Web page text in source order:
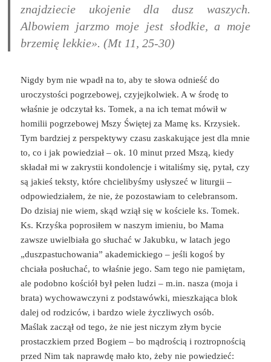
znajdziecie ukojenie dla dusz waszych.
Albowiem jarzmo moje jest słodkie, a moje
brzemię lekkie». (Mt 11, 25-30)
Nigdy bym nie wpadł na to, aby te słowa odnieść do
uroczystości pogrzebowej, czyjejkolwiek. A w środę to
właśnie je odczytał ks. Tomek, a na ich temat mówił w
homilii pogrzebowej Mszy Świętej za Mamę ks. Krzysiek.
Tym bardziej z perspektywy czasu zaskakujące jest dla mnie
to, co i jak powiedział – ok. 10 minut przed Mszą, kiedy
składał mi w zakrystii kondolencje i witaliśmy się, pytał, czy
są jakieś teksty, które chcielibyśmy usłyszeć w liturgii –
odpowiedziałem, że nie, że pozostawiam to celebransom.
Do dzisiaj nie wiem, skąd wziął się w kościele ks. Tomek.
Ks. Krzyśka poprosiłem w naszym imieniu, bo Mama
zawsze uwielbiała go słuchać w Jakubku, w latach jego
„duszpastuchowania” akademickiego – jeśli kogoś by
chciała posłuchać, to właśnie jego. Sam tego nie pamiętam,
ale podobno kościół był pełen ludzi – m.in. nasza (moja i
brata) wychowawczyni z podstawówki, mieszkająca blok
dalej od rodziców, i bardzo wiele życzliwych osób.
Maślak zaczął od tego, że nie jest niczym złym bycie
prostaczkiem przed Bogiem – bo mądrością i roztropnością
przed Nim tak naprawdę mało kto, żeby nie powiedzieć: